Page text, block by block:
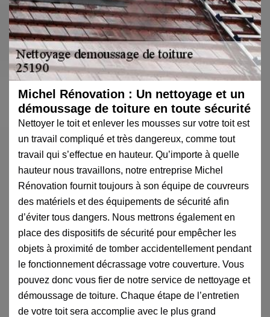
Michel Rénovation : Un nettoyage et un
démoussage de toiture en toute sécurité
Nettoyer le toit et enlever les mousses sur votre toit est
un travail compliqué et très dangereux, comme tout
travail qui s’effectue en hauteur. Qu’importe à quelle
hauteur nous travaillons, notre entreprise Michel
Rénovation fournit toujours à son équipe de couvreurs
des matériels et des équipements de sécurité afin
d’éviter tous dangers. Nous mettrons également en
place des dispositifs de sécurité pour empêcher les
objets à proximité de tomber accidentellement pendant
le fonctionnement décrassage votre couverture. Vous
pouvez donc vous fier de notre service de nettoyage et
démoussage de toiture. Chaque étape de l’entretien
de votre toit sera accomplie avec le plus grand